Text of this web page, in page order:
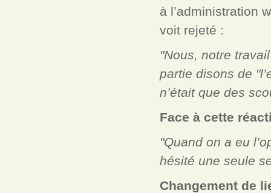
à l’administration
voit rejeté :
"Nous, notre
partie disons de
n’était que des
Face à cette
"Quand on a eu
hésité une seule
Changement de